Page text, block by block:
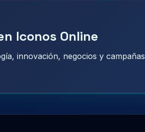
Iconos Online
innovación, negocios y campañas